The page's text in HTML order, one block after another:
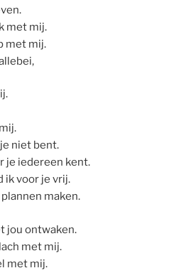
met mij.
met mij.
je niet bent.
je iedereen kent.
ik voor je vrij.
maken.
jou ontwaken.
met mij.
met mij.